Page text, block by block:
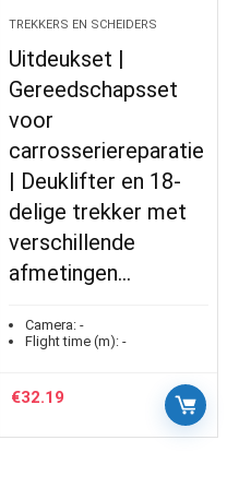
TREKKERS EN SCHEIDERS
Uitdeukset |
Gereedschapsset
voor
carrosseriereparatie
| Deuklifter en 18-
delige trekker met
verschillende
afmetingen…
Camera: -
Flight time (m): -
€32.19